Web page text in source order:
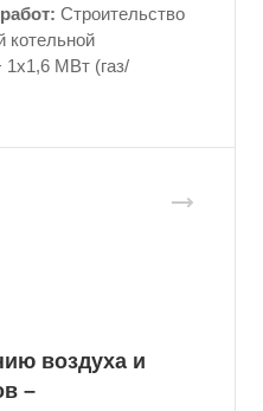
Строительство
котельной
МВт (газ/
воздуха и
–